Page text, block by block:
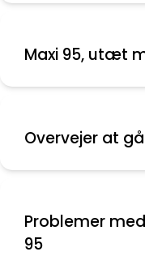
Maxi 95, utæt
Overvejer at
Problemer
95